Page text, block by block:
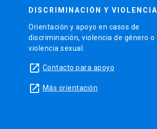
DISCRIMINACIÓN Y VIOLENCIA
Orientación y apoyo en casos de
discriminación, violencia de género o
violencia sexual.
launch Contacto para apoyo
launch Más orientación